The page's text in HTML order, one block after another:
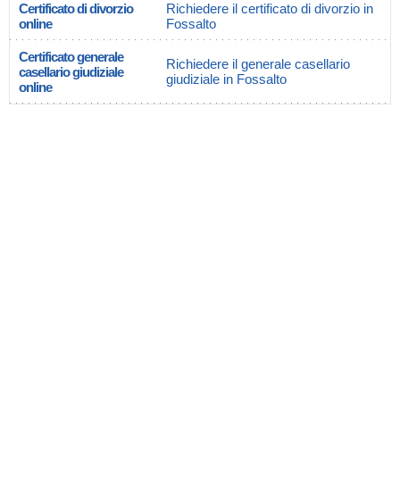
Certificato di divorzio
online
Richiedere il certificato di divorzio in
Fossalto
Certificato generale
casellario giudiziale
online
Richiedere il generale casellario
giudiziale in Fossalto